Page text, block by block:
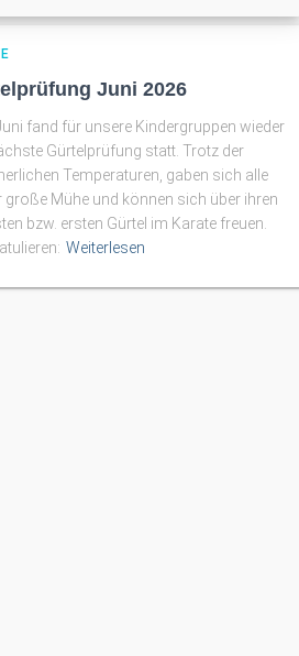
Juni 2026
fand für unsere Kindergruppen wieder
Gürtelprüfung statt. Trotz der
Temperaturen, gaben sich alle
große Mühe und können sich über ihren
bzw. ersten Gürtel im Karate freuen.
Weiterlesen